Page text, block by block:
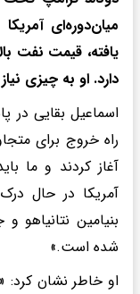
میان‌دوره‌ای
یافته، قیمت نفت
دارد. او به چیزی
اسماعیل بقایی در
راه خروج برای
آغاز کردند و ما
آمریکا در حال
بنیامین
شده است.»
او خاطر نشان کرد: